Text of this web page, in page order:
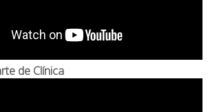
de Clínica